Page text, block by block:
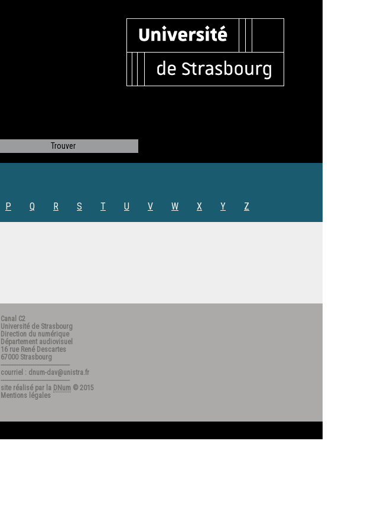
P Q R S T U V W X Y Z
Canal C2
Université de Strasbourg
Direction du numérique
Département audiovisuel
16 rue René Descartes
67000 Strasbourg
---------------------------------------
courriel : dnum-dav@unistra.fr
---------------------------------------
site réalisé par la DNum © 2015
Mentions légales